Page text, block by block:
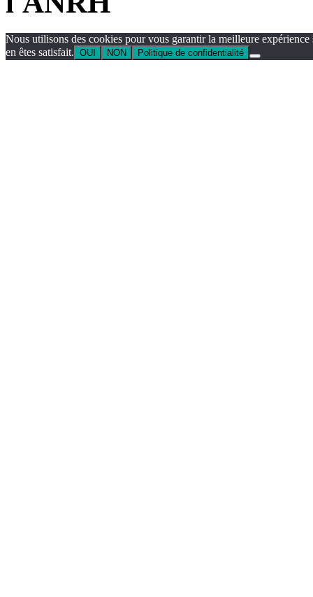
Nous utilisons des cookies pour vous garantir la meilleure
en êtes satisfait. OUI NON Politique de confidentialité